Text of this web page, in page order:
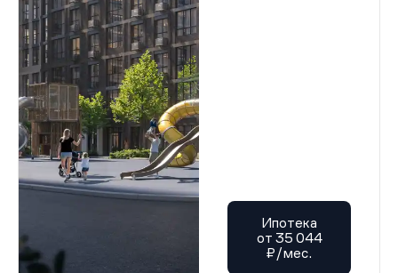
Ипотека
от 35 044
₽/мес.